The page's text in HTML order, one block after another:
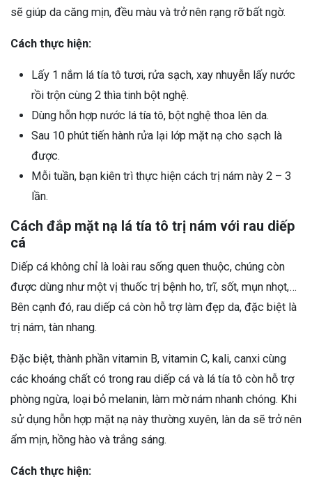
sẽ giúp da căng mịn, đều màu và trở nên rạng rỡ bất ngờ.
Cách thực hiện:
Lấy 1 nắm lá tía tô tươi, rửa sạch, xay nhuyễn lấy nước
rồi trộn cùng 2 thìa tinh bột nghệ.
Dùng hỗn hợp nước lá tía tô, bột nghệ thoa lên da.
Sau 10 phút tiến hành rửa lại lớp mặt nạ cho sạch là
được.
Mỗi tuần, bạn kiên trì thực hiện cách trị nám này 2 – 3
lần.
Cách đắp mặt nạ lá tía tô trị nám với rau diếp
cá
Diếp cá không chỉ là loài rau sống quen thuộc, chúng còn
được dùng như một vị thuốc trị bệnh ho, trĩ, sốt, mụn nhọt,…
Bên cạnh đó, rau diếp cá còn hỗ trợ làm đẹp da, đặc biệt là
trị nám, tàn nhang.
Đặc biệt, thành phần vitamin B, vitamin C, kali, canxi cùng
các khoáng chất có trong rau diếp cá và lá tía tô còn hỗ trợ
phòng ngừa, loại bỏ melanin, làm mờ nám nhanh chóng. Khi
sử dụng hỗn hợp mặt nạ này thường xuyên, làn da sẽ trở nên
ẩm mịn, hồng hào và trắng sáng.
Cách thực hiện: